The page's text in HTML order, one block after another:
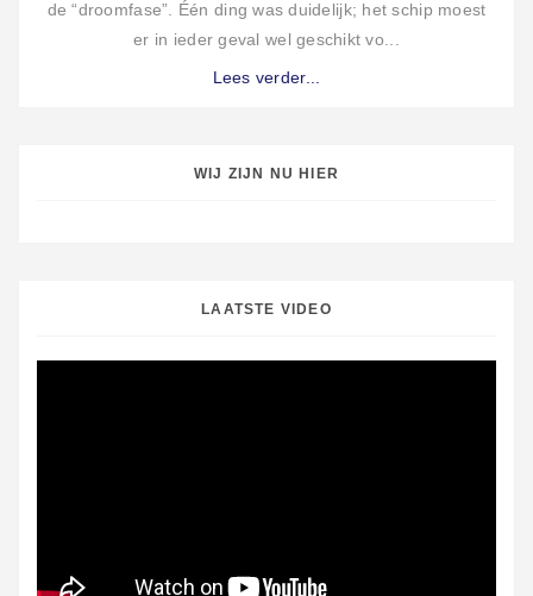
de “droomfase”. Één ding was duidelijk; het schip moest
er in ieder geval wel geschikt vo...
Lees verder...
WIJ ZIJN NU HIER
LAATSTE VIDEO